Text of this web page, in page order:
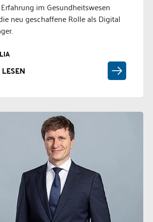
im Gesundheitswesen
neu geschaffene Rolle als Digital